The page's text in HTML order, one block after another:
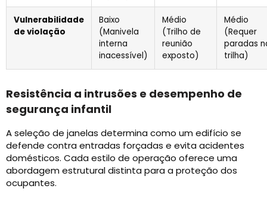
Vulnerabilidade
de violação
Baixo
(Manivela
interna
inacessível)
Médio
(Trilho de
reunião
exposto)
Médio
(Requer
paradas
trilha)
Resistência a intrusões e desempenho de
segurança infantil
A seleção de janelas determina como um edifício se
defende contra entradas forçadas e evita acidentes
domésticos. Cada estilo de operação oferece uma
abordagem estrutural distinta para a proteção dos
ocupantes.